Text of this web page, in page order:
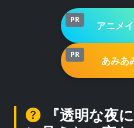
PR アニメ
PR あみあ
『透明な夜